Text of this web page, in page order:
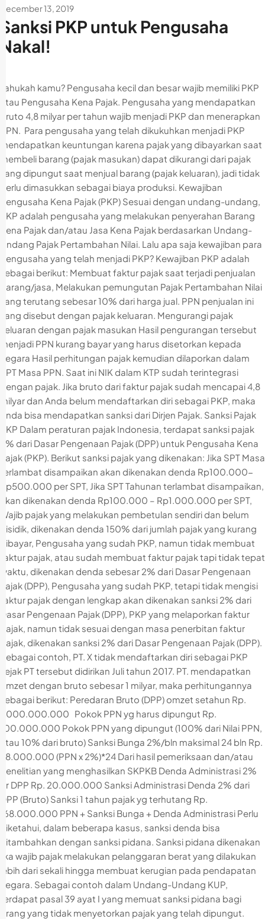
December 13, 2019
Sanksi PKP untuk Pengusaha
Nakal!
Tahukah kamu? Pengusaha kecil dan besar wajib memiliki PKP
atau Pengusaha Kena Pajak. Pengusaha yang mendapatkan
bruto 4,8 milyar per tahun wajib menjadi PKP dan menerapkan
PPN. Para pengusaha yang telah dikukuhkan menjadi PKP
mendapatkan keuntungan karena pajak yang dibayarkan saat
membeli barang (pajak masukan) dapat dikurangi dari pajak
yang dipungut saat menjual barang (pajak keluaran), jadi tidak
perlu dimasukkan sebagai biaya produksi. Kewajiban
Pengusaha Kena Pajak (PKP) Sesuai dengan undang-undang,
PKP adalah pengusaha yang melakukan penyerahan Barang
Kena Pajak dan/atau Jasa Kena Pajak berdasarkan Undang-
Undang Pajak Pertambahan Nilai. Lalu apa saja kewajiban para
pengusaha yang telah menjadi PKP? Kewajiban PKP adalah
sebagai berikut: Membuat faktur pajak saat terjadi penjualan
barang/jasa, Melakukan pemungutan Pajak Pertambahan Nilai
yang terutang sebesar 10% dari harga jual. PPN penjualan ini
yang disebut dengan pajak keluaran. Mengurangi pajak
keluaran dengan pajak masukan Hasil pengurangan tersebut
menjadi PPN kurang bayar yang harus disetorkan kepada
negara Hasil perhitungan pajak kemudian dilaporkan dalam
SPT Masa PPN. Saat ini NIK dalam KTP sudah terintegrasi
dengan pajak. Jika bruto dari faktur pajak sudah mencapai 4,8
milyar dan Anda belum mendaftarkan diri sebagai PKP, maka
Anda bisa mendapatkan sanksi dari Dirjen Pajak. Sanksi Pajak
PKP Dalam peraturan pajak Indonesia, terdapat sanksi pajak
2% dari Dasar Pengenaan Pajak (DPP) untuk Pengusaha Kena
Pajak (PKP). Berikut sanksi pajak yang dikenakan: Jika SPT Masa
terlambat disampaikan akan dikenakan denda Rp100.000-
Rp500.000 per SPT, Jika SPT Tahunan terlambat disampaikan,
akan dikenakan denda Rp100.000 – Rp1.000.000 per SPT,
Wajib pajak yang melakukan pembetulan sendiri dan belum
disidik, dikenakan denda 150% dari jumlah pajak yang kurang
dibayar, Pengusaha yang sudah PKP, namun tidak membuat
faktur pajak, atau sudah membuat faktur pajak tapi tidak tepat
waktu, dikenakan denda sebesar 2% dari Dasar Pengenaan
Pajak (DPP), Pengusaha yang sudah PKP, tetapi tidak mengisi
faktur pajak dengan lengkap akan dikenakan sanksi 2% dari
Dasar Pengenaan Pajak (DPP), PKP yang melaporkan faktur
pajak, namun tidak sesuai dengan masa penerbitan faktur
pajak, dikenakan sanksi 2% dari Dasar Pengenaan Pajak (DPP).
Sebagai contoh, PT. X tidak mendaftarkan diri sebagai PKP
sejak PT tersebut didirikan Juli tahun 2017. PT. mendapatkan
omzet dengan bruto sebesar 1 milyar, maka perhitungannya
sebagai berikut: Peredaran Bruto (DPP) omzet setahun Rp.
1.000.000.000 Pokok PPN yg harus dipungut Rp.
100.000.000 Pokok PPN yang dipungut (100% dari Nilai PPN,
atau 10% dari bruto) Sanksi Bunga 2%/bln maksimal 24 bln Rp.
48.000.000 (PPN x 2%)*24 Dari hasil pemeriksaan dan/atau
penelitian yang menghasilkan SKPKB Denda Administrasi 2%
dr DPP Rp. 20.000.000 Sanksi Administrasi Denda 2% dari
DPP (Bruto) Sanksi 1 tahun pajak yg terhutang Rp.
168.000.000 PPN + Sanksi Bunga + Denda Administrasi Perlu
diketahui, dalam beberapa kasus, sanksi denda bisa
ditambahkan dengan sanksi pidana. Sanksi pidana dikenakan
jika wajib pajak melakukan pelanggaran berat yang dilakukan
lebih dari sekali hingga membuat kerugian pada pendapatan
negara. Sebagai contoh dalam Undang-Undang KUP,
terdapat pasal 39 ayat I yang memuat sanksi pidana bagi
orang yang tidak menyetorkan pajak yang telah dipungut.